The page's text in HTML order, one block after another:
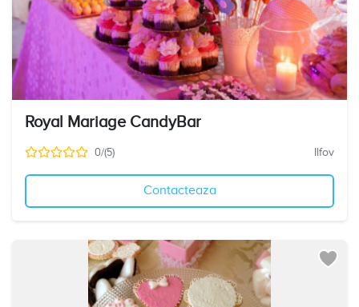
Royal Mariage CandyBar
0/(5) Ilfov
Contacteaza